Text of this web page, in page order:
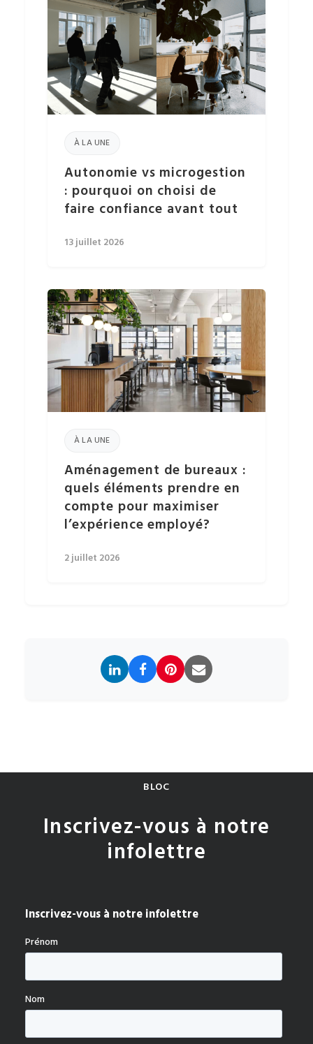
À LA UNE
Autonomie vs microgestion
: pourquoi on choisi de
faire confiance avant tout
13 juillet 2026
À LA UNE
Aménagement de bureaux :
quels éléments prendre en
compte pour maximiser
l’expérience employé?
2 juillet 2026
BLOC
Inscrivez-vous à notre
infolettre